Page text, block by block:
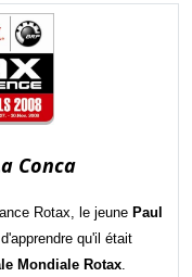
Conca
Rotax, le jeune Paul
qu'il était
Mondiale Rotax.